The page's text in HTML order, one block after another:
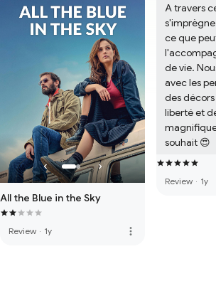
All the Blue in the Sky
Review · 1y more_vert
A travers
ce que
de vie.
avec les
des
liberté et
souhait 😍
Review · 1y